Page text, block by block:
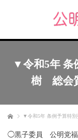
▼令和5年 条
樹 総会
ホーム ▼令和5年 条例予算特
◯黒子委員 公明党福